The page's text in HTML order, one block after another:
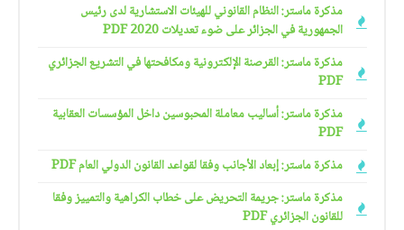
مذكرة ماستر: النظام القانوني للهيئات الاستشارية لدى رئيس
الجمهورية في الجزائر على ضوء تعديلات 2020 PDF
مذكرة ماستر: القرصنة الإلكترونية ومكافحتها في التشريع الجزائري
PDF
مذكرة ماستر: أساليب معاملة المحبوسين داخل المؤسسات العقابية
PDF
مذكرة ماستر: إبعاد الأجانب وفقا لقواعد القانون الدولي العام PDF
مذكرة ماستر: جريمة التحريض على خطاب الكراهية والتمييز وفقا
للقانون الجزائري PDF